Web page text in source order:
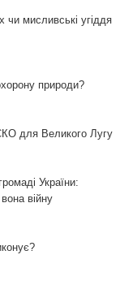
чи мисливські угіддя
природи?
для Великого Лугу
України:
війну